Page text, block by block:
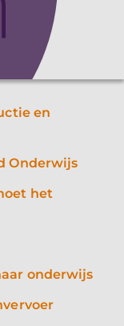
en
Onderwijs
het
onderwijs